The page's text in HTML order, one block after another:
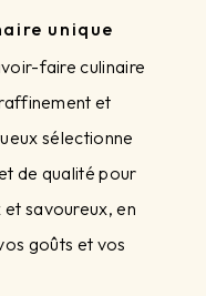
unique
faire culinaire
et
sélectionne
de qualité pour
savoureux, en
goûts et vos